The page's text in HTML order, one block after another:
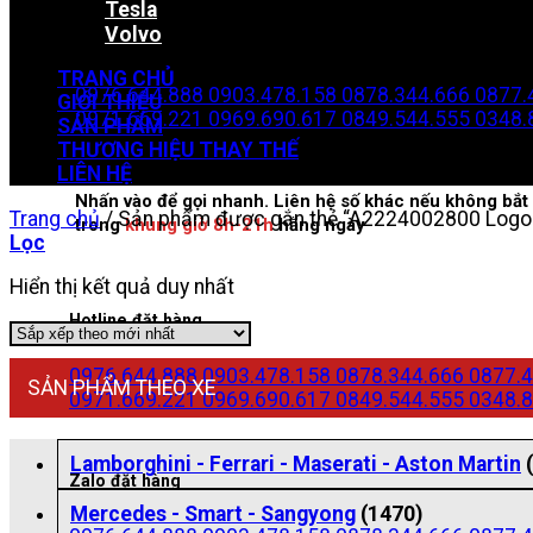
Zalo đặt hàng
0976.644.888 0903.478.158 0878.344.666
0971.669.221 0969.690.617 0849.544.555
Nhấn vào để gọi nhanh. Liên hệ số khác nếu không
trongkhung giờ 8h-21hhằng ngày
Hotline đặt hàng
0976.644.888 0903.478.158 0878.344.666
0971.669.221 0969.690.617 0849.544.555
Zalo đặt hàng
Tesla
Volvo
TRANG CHỦ
GIỚI THIỆU
SẢN PHẨM
THƯƠNG HIỆU THAY THẾ
LIÊN HỆ
Trang chủ /Sản phẩm được gắn thẻ “A2224002800
Lọc
Hiển thị kết quả duy nhất
SẢN PHẨM THEO XE
Lamborghini - Ferrari - Maserati - Aston Martin
Mercedes - Smart - Sangyong (1470)